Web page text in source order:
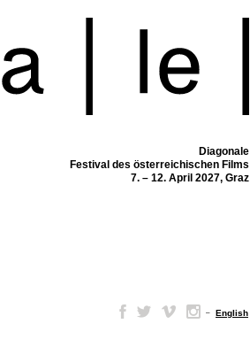
Diagonale
Festival des österreichischen Films
7. – 12. April 2027, Graz
– English